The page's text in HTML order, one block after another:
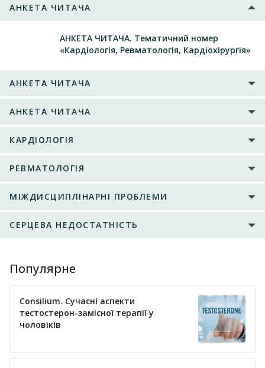
АНКЕТА ЧИТАЧА
АНКЕТА ЧИТАЧА. Тематичний номер
«Кардіологія, Ревматологія, Кардіохірургія»
АНКЕТА ЧИТАЧА
АНКЕТА ЧИТАЧА
КАРДІОЛОГІЯ
РЕВМАТОЛОГІЯ
МІЖДИСЦИПЛІНАРНІ ПРОБЛЕМИ
CЕРЦЕВА НЕДОСТАТНІСТЬ
Популярне
Consilium. Сучасні аспекти
тестостерон-замісної терапії у
чоловіків